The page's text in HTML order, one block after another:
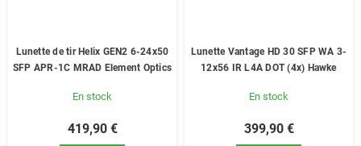
Lunette de tir Helix GEN2 6-24x50
SFP APR-1C MRAD Element Optics
En stock
419,90 €
Lunette Vantage HD 30 SFP WA 3-
12x56 IR L4A DOT (4x) Hawke
En stock
399,90 €